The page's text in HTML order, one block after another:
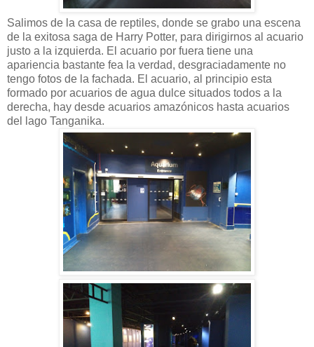
Salimos de la casa de reptiles, donde se grabo una escena
de la exitosa saga de Harry Potter, para dirigirnos al acuario
justo a la izquierda. El acuario por fuera tiene una
apariencia bastante fea la verdad, desgraciadamente no
tengo fotos de la fachada. El acuario, al principio esta
formado por acuarios de agua dulce situados todos a la
derecha, hay desde acuarios amazónicos hasta acuarios
del lago Tanganika.